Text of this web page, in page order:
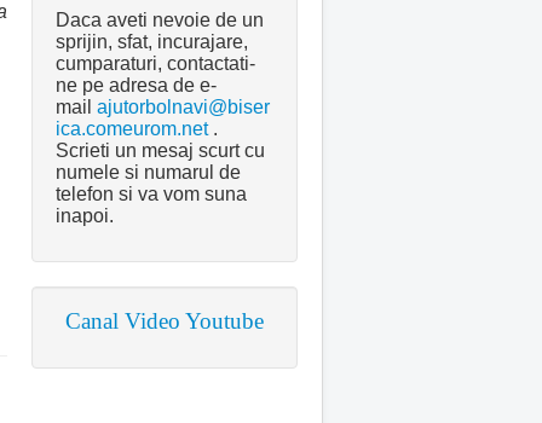
Daca aveti nevoie de un
sprijin, sfat, incurajare,
cumparaturi, contactati-
ne pe adresa de e-
mail ajutorbolnavi@biser
ica.comeurom.net.
Scrieti un mesaj scurt cu
numele si numarul de
telefon si va vom suna
inapoi.
Canal Video Youtube